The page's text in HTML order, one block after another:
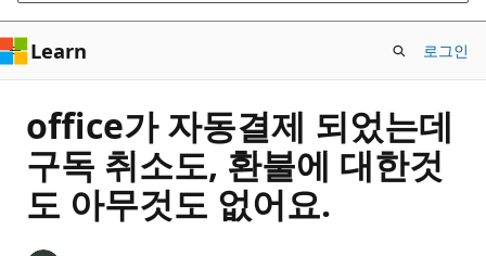
Learn 로그인
office가 자동결제 되었는데
구독 취소도, 환불에 대한것
도 아무것도 없어요.